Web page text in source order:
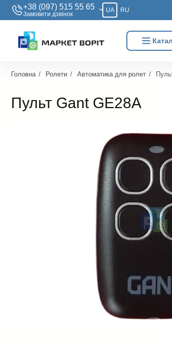
+38 (097) 515 55 65
Замовити дзвiнок
UA RU
Головна Ролети Автоматика для ролет
Пульт Gant GE28A